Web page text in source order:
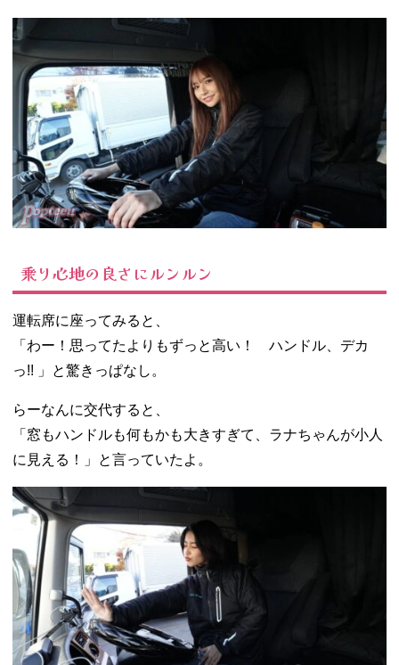
乗り心地の良さにルンルン
運転席に座ってみると、
「わー！思ってたよりもずっと高い！ ハンドル、デカ
っ!! 」と驚きっぱなし。
らーなんに交代すると、
「窓もハンドルも何もかも大きすぎて、ラナちゃんが小人
に見える！」と言っていたよ。